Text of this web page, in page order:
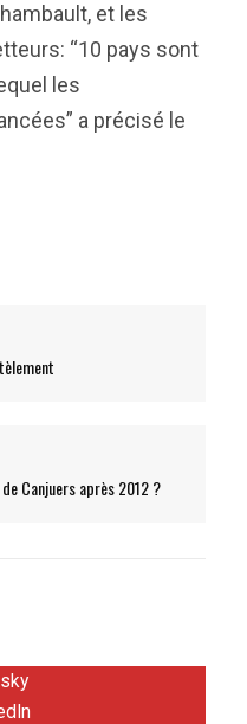
et les
“10 pays sont
les
a précisé le
Canjuers après 2012 ?